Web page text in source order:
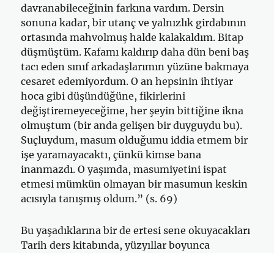
davranabileceğinin farkına vardım. Dersin
sonuna kadar, bir utanç ve yalnızlık girdabının
ortasında mahvolmuş halde kalakaldım. Bitap
düşmüş­tüm. Kafamı kaldırıp daha dün beni baş
tacı eden sınıf arkadaşlarımın yüzüne bakmaya
cesaret edemiyordum. O an hepsinin ihtiyar
hoca gibi düşündüğüne, fikirlerini
değiştiremeyeceğime, her şeyin bittiğine ikna
olmuştum (bir anda gelişen bir duyguydu bu).
Suçluydum, masum olduğumu iddia etmem bir
işe yaramayacaktı, çünkü kim­se bana
inanmazdı. O yaşımda, masumiyetini ispat
etmesi mümkün olmayan bir masumun keskin
acısıyla tanışmış oldum.” (s. 69)
Bu yaşadıklarına bir de ertesi sene okuyacakları
Tarih ders kitabında, yüzyıllar boyunca